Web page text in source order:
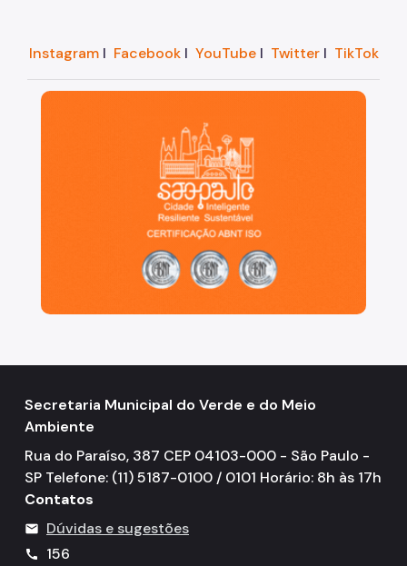
InstagramI FacebookI YouTubeI TwitterI TikTok
São Paulo, cidade inteligente, resiliente e sustentável
Secretaria Municipal do Verde e do Meio
Ambiente
Rua do Paraíso, 387 CEP 04103-000 - São Paulo -
SP Telefone: (11) 5187-0100 / 0101 Horário: 8h às 17h
Contatos
mail Dúvidas e sugestões
call 156